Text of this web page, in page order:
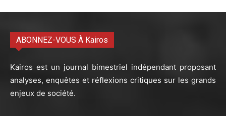
ABONNEZ-VOUS À Kairos
Kairos est un journal bimestriel indépendant proposant
analyses, enquêtes et réflexions critiques sur les grands
enjeux de société.